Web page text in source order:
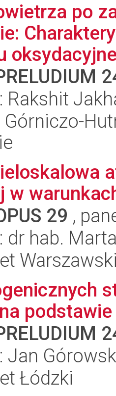
po
Rakshit
w
29 ,
dr hab.
Jan
Łódzki